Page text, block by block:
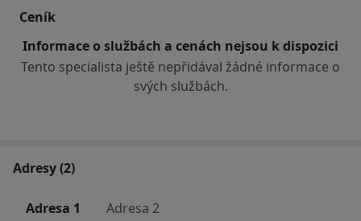
Ceník
Informace o službách a cenách nejsou k dispozici
Tento specialista ještě nepřidával žádné informace o
svých službách.
Adresy (2)
Adresa 1 Adresa 2